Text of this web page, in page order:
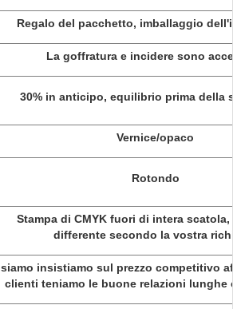
Regalo del pacchetto, imballaggio
La goffratura e incidere sono
30% in anticipo, equilibrio prima della
Vernice/opaco
Rotondo
Stampa di CMYK fuori di intera
differente secondo la vostra
siamo insistiamo sul prezzo competitivo
clienti teniamo le buone relazioni lunghe